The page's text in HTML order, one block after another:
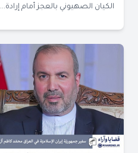
الكيان الصهيوني بالعجز أمام إرادة...